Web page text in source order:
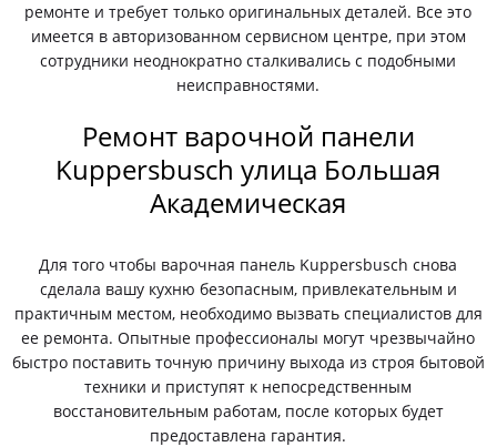
ремонте и требует только оригинальных деталей. Все это
имеется в авторизованном сервисном центре, при этом
сотрудники неоднократно сталкивались с подобными
неисправностями.
Ремонт варочной панели
Kuppersbusch улица Большая
Академическая
Для того чтобы варочная панель Kuppersbusch снова
сделала вашу кухню безопасным, привлекательным и
практичным местом, необходимо вызвать специалистов для
ее ремонта. Опытные профессионалы могут чрезвычайно
быстро поставить точную причину выхода из строя бытовой
техники и приступят к непосредственным
восстановительным работам, после которых будет
предоставлена гарантия.